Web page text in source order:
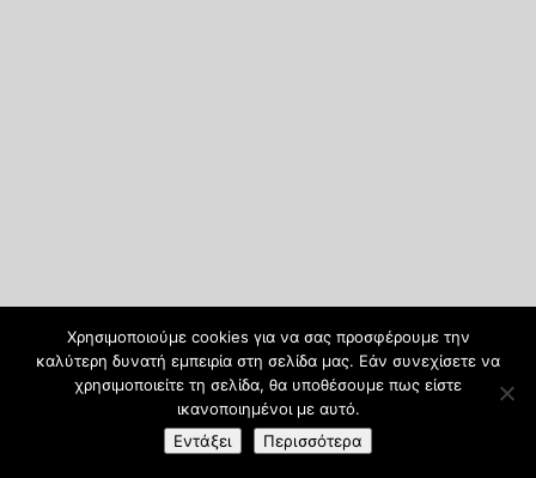
Χρησιμοποιούμε cookies για να σας προσφέρουμε την
καλύτερη δυνατή εμπειρία στη σελίδα μας. Εάν συνεχίσετε να
χρησιμοποιείτε τη σελίδα, θα υποθέσουμε πως είστε
ικανοποιημένοι με αυτό.
Εντάξει
Περισσότερα